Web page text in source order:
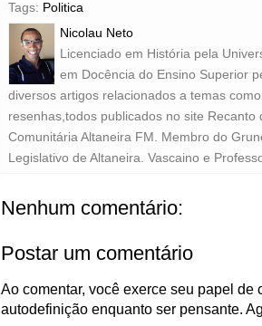
Tags: Politica
Nicolau Neto
Licenciado em História pela
em Docência do Ensino Superior
diversos artigos relacionados a temas
resenhas,todos publicados no site
Comunitária Altaneira FM. Membro do
Legislativo de Altaneira. Vascaino e
Nenhum comentário:
Postar um comentário
Ao comentar, você exerce seu papel
autodefinição enquanto ser pensante.